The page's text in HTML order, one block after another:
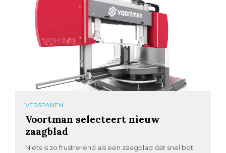
VERSPANEN
Voortman selecteert nieuw
zaagblad
Niets is zo frustrerend als een zaagblad dat snel bot